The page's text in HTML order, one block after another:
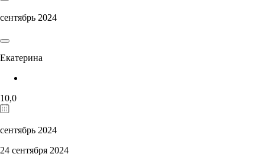
сентябрь 2024
Екатерина
10,0
сентябрь 2024
24 сентября 2024